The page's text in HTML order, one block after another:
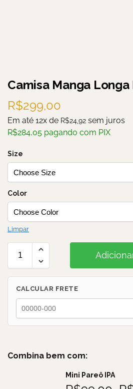
Camisa Manga Longa
R$299,00
Em até 12x de R$24,92 sem juros
R$284,05 pagando com PIX
Size
Color
Limpar
CALCULAR FRETE
Combina bem com:
Mini Pareô IPA